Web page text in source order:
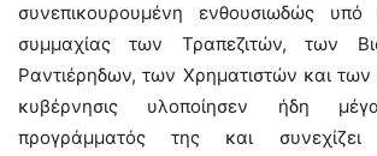
συνεπικουρουμένη ενθουσιωδώς υπό
συμμαχίας των Τραπεζιτών, των
Ραντιέρηδων, των Χρηματιστών και
κυβέρνησις υλοποίησεν ήδη
προγράμματός της και